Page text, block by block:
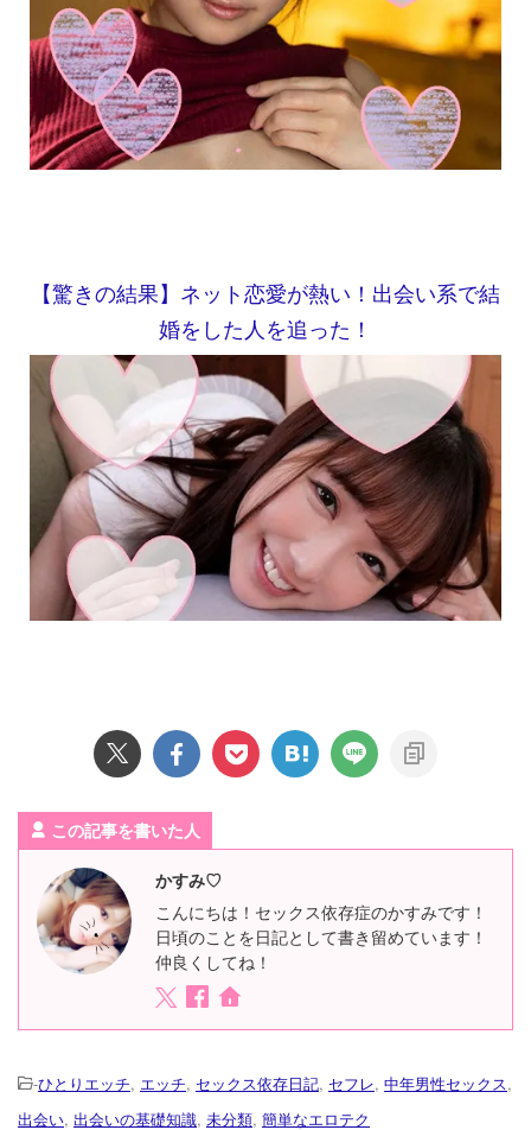
【驚きの結果】ネット恋愛が熱い！出会い系で結
婚をした人を追った！
この記事を書いた人
かすみ♡
こんにちは！セックス依存症のかすみです！
日頃のことを日記として書き留めています！
仲良くしてね！
-ひとりエッチ, エッチ, セックス依存日記, セフレ, 中年男性セックス,
出会い, 出会いの基礎知識, 未分類, 簡単なエロテク